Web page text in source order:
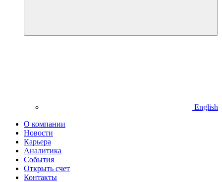
English
О компании
Новости
Карьера
Аналитика
События
Открыть счет
Контакты